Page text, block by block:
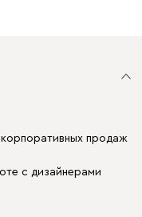
продаж
с дизайнерами